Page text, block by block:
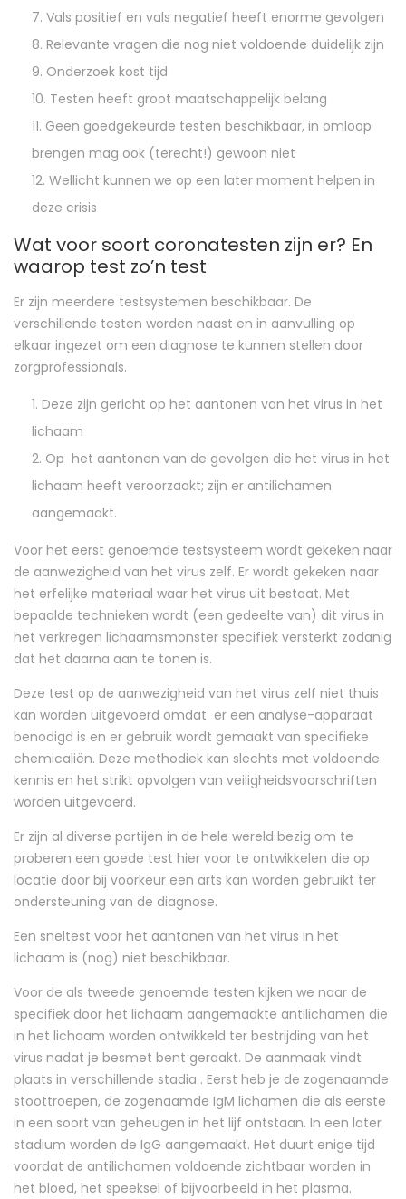
Vals positief en vals negatief heeft enorme gevolgen
Relevante vragen die nog niet voldoende duidelijk zijn
Onderzoek kost tijd
Testen heeft groot maatschappelijk belang
Geen goedgekeurde testen beschikbaar, in omloop
brengen mag ook (terecht!) gewoon niet
Wellicht kunnen we op een later moment helpen in
deze crisis
Wat voor soort coronatesten zijn er? En
waarop test zo’n test
Er zijn meerdere testsystemen beschikbaar. De
verschillende testen worden naast en in aanvulling op
elkaar ingezet om een diagnose te kunnen stellen door
zorgprofessionals.
Deze zijn gericht op het aantonen van het virus in het
lichaam
Op het aantonen van de gevolgen die het virus in het
lichaam heeft veroorzaakt; zijn er antilichamen
aangemaakt.
Voor het eerst genoemde testsysteem wordt gekeken naar
de aanwezigheid van het virus zelf. Er wordt gekeken naar
het erfelijke materiaal waar het virus uit bestaat. Met
bepaalde technieken wordt (een gedeelte van) dit virus in
het verkregen lichaamsmonster specifiek versterkt zodanig
dat het daarna aan te tonen is.
Deze test op de aanwezigheid van het virus zelf niet thuis
kan worden uitgevoerd omdat er een analyse-apparaat
benodigd is en er gebruik wordt gemaakt van specifieke
chemicaliën. Deze methodiek kan slechts met voldoende
kennis en het strikt opvolgen van veiligheidsvoorschriften
worden uitgevoerd.
Er zijn al diverse partijen in de hele wereld bezig om te
proberen een goede test hier voor te ontwikkelen die op
locatie door bij voorkeur een arts kan worden gebruikt ter
ondersteuning van de diagnose.
Een sneltest voor het aantonen van het virus in het
lichaam is (nog) niet beschikbaar.
Voor de als tweede genoemde testen kijken we naar de
specifiek door het lichaam aangemaakte antilichamen die
in het lichaam worden ontwikkeld ter bestrijding van het
virus nadat je besmet bent geraakt. De aanmaak vindt
plaats in verschillende stadia . Eerst heb je de zogenaamde
stoottroepen, de zogenaamde IgM lichamen die als eerste
in een soort van geheugen in het lijf ontstaan. In een later
stadium worden de IgG aangemaakt. Het duurt enige tijd
voordat de antilichamen voldoende zichtbaar worden in
het bloed, het speeksel of bijvoorbeeld in het plasma.